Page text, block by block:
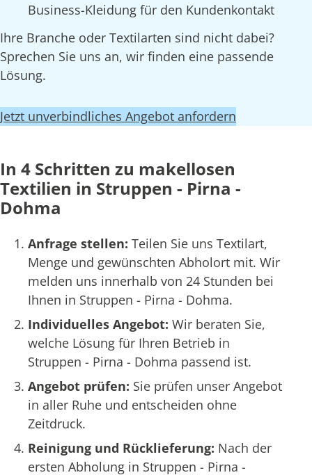
Business-Kleidung für den Kundenkontakt
Ihre Branche oder Textilarten sind nicht dabei?
Sprechen Sie uns an, wir finden eine passende
Lösung.
Jetzt unverbindliches Angebot anfordern
In 4 Schritten zu makellosen
Textilien in Struppen - Pirna -
Dohma
Anfrage stellen: Teilen Sie uns Textilart,
Menge und gewünschten Abholort mit. Wir
melden uns innerhalb von 24 Stunden bei
Ihnen in Struppen - Pirna - Dohma.
Individuelles Angebot: Wir beraten Sie,
welche Lösung für Ihren Betrieb in
Struppen - Pirna - Dohma passend ist.
Angebot prüfen: Sie prüfen unser Angebot
in aller Ruhe und entscheiden ohne
Zeitdruck.
Reinigung und Rücklieferung: Nach der
ersten Abholung in Struppen - Pirna -